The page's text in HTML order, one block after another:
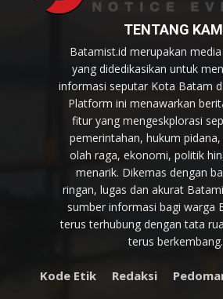
TENTANG
Batamist.id merupakan
yang didedikasikan untuk
informasi seputar Kota Batam
Platform ini menawarkan
fitur yang mengeskplorasi
pemerintahan, hukum
olah raga, ekonomi, politik
menarik. Dikemas dengan
ringan, lugas dan akurat
sumber informasi bagi warga
terus terhubung dengan tata
terus berkembang.
Kode Etik Redaksi